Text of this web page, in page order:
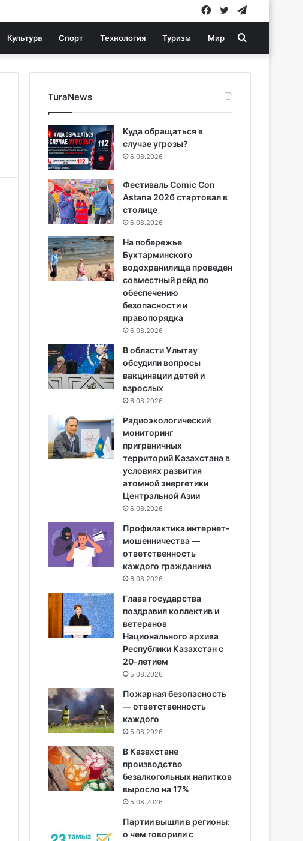
Twitter
Facebook
Культура Спорт Технология Туризм Мир Search
for
TuraNews
Куда обращаться в
случае угрозы?
6.08.2026
Фестиваль Comic Con
Astana 2026 стартовал в
столице
6.08.2026
На побережье
Бухтарминского
водохранилища проведен
совместный рейд по
обеспечению
безопасности и
правопорядка
6.08.2026
В области Ұлытау
обсудили вопросы
вакцинации детей и
взрослых
6.08.2026
Радиоэкологический
мониторинг
приграничных
территорий Казахстана в
условиях развития
атомной энергетики
Центральной Азии
6.08.2026
Профилактика интернет-
мошенничества —
ответственность
каждого гражданина
6.08.2026
Глава государства
поздравил коллектив и
ветеранов
Национального архива
Республики Казахстан с
20-летием
5.08.2026
Пожарная безопасность
— ответственность
каждого
5.08.2026
В Казахстане
производство
безалкогольных напитков
выросло на 17%
5.08.2026
Партии вышли в регионы:
о чем говорили с